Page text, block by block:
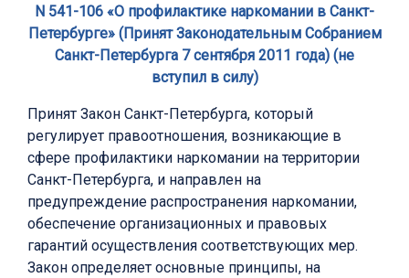
N 541-106 «О профилактике наркомании в Санкт-
Петербурге» (Принят Законодательным Собранием
Санкт-Петербурга 7 сентября 2011 года) (не
вступил в силу)
Принят Закон Санкт-Петербурга, который
регулирует правоотношения, возникающие в
сфере профилактики наркомании на территории
Санкт-Петербурга, и направлен на
предупреждение распространения наркомании,
обеспечение организационных и правовых
гарантий осуществления соответствующих мер.
Закон определяет основные принципы, на